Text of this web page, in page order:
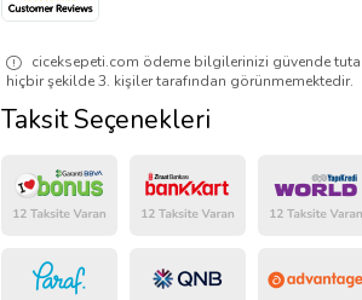
ciceksepeti.com ödeme bilgilerinizi güvende
hiçbir şekilde 3. kişiler tarafından görünmemektedir.
Taksit Seçenekleri